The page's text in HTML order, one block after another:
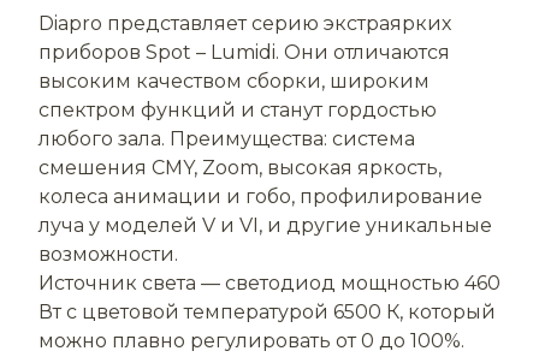
Diapro представляет серию экстраярких
приборов Spot – Lumidi. Они отличаются
высоким качеством сборки, широким
спектром функций и станут гордостью
любого зала. Преимущества: система
смешения CMY, Zoom, высокая яркость,
колеса анимации и гобо, профилирование
луча у моделей V и VI, и другие уникальные
возможности.
Источник света — светодиод мощностью 460
Вт с цветовой температурой 6500 К, который
можно плавно регулировать от 0 до 100%.